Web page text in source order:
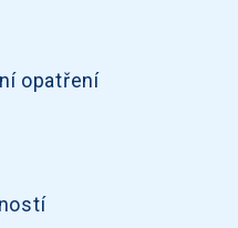
opatření